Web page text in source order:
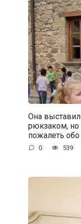
Она
рюкзаком, но
пожалеть
0 539